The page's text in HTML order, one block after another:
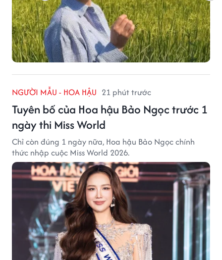
NGƯỜI MẪU - HOA HẬU 21 phút trước
Tuyên bố của Hoa hậu Bảo Ngọc trước 1
ngày thi Miss World
Chỉ còn đúng 1 ngày nữa, Hoa hậu Bảo Ngọc chính
thức nhập cuộc Miss World 2026.